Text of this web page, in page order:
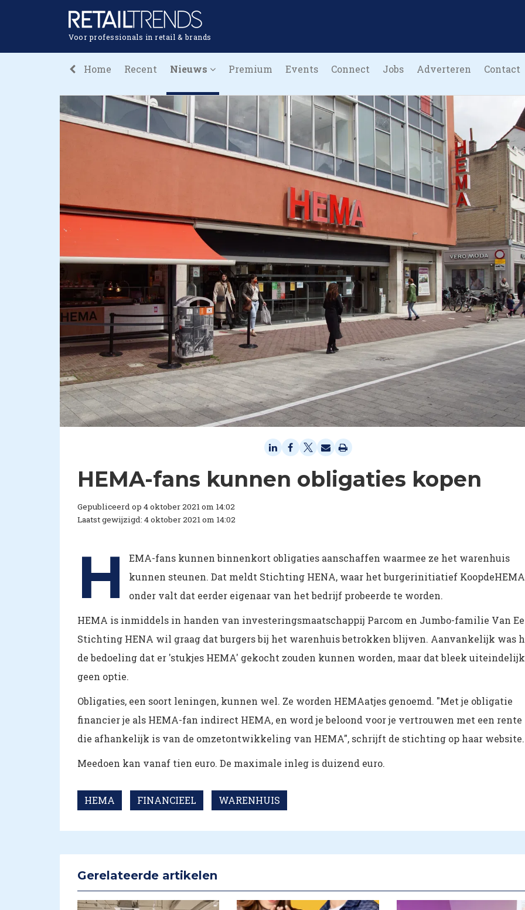
Voor professionals in retail & brands
Home Recent Nieuws Premium Events Connect Jobs Adverteren Contact
HEMA-fans kunnen obligaties kopen
Gepubliceerd op 4 oktober 2021 om 14:02
Laatst gewijzigd: 4 oktober 2021 om 14:02
H
EMA-fans kunnen binnenkort obligaties aanschaffen waarmee ze het warenhuis
kunnen steunen. Dat meldt Stichting HENA, waar het burgerinitiatief KoopdeHEMA
onder valt dat eerder eigenaar van het bedrijf probeerde te worden.
HEMA is inmiddels in handen van investeringsmaatschappij Parcom en Jumbo-familie Van
Stichting HENA wil graag dat burgers bij het warenhuis betrokken blijven. Aanvankelijk was
de bedoeling dat er 'stukjes HEMA' gekocht zouden kunnen worden, maar dat bleek uiteindelijk
geen optie.
Obligaties, een soort leningen, kunnen wel. Ze worden HEMAatjes genoemd. "Met je obligatie
financier je als HEMA-fan indirect HEMA, en word je beloond voor je vertrouwen met een rente
die afhankelijk is van de omzetontwikkeling van HEMA", schrijft de stichting op haar website.
Meedoen kan vanaf tien euro. De maximale inleg is duizend euro.
HEMA FINANCIEEL WARENHUIS
Gerelateerde artikelen